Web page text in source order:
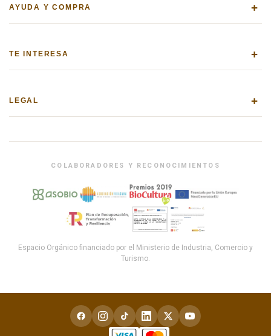
AYUDA Y COMPRA +
TE INTERESA +
LEGAL +
COLABORADORES Y RECONOCIMIENTOS
Espacio Orgánico financiado por el Ministerio de Industria, Comercio y
Turismo.